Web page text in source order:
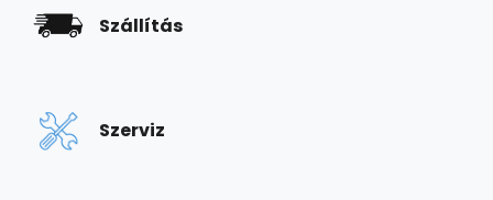
Szállítás
Szerviz